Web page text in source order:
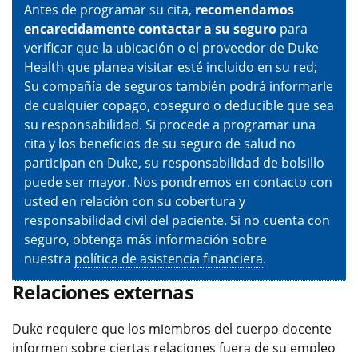
Antes de programar su cita, recomendamos
encarecidamente contactar a su seguro para
verificar que la ubicación o el proveedor de Duke
Health que planea visitar esté incluido en su red;
Su compañía de seguros también podrá informarle
de cualquier copago, coseguro o deducible que sea
su responsabilidad. Si procede a programar una
cita y los beneficios de su seguro de salud no
participan en Duke, su responsabilidad de bolsillo
puede ser mayor. Nos pondremos en contacto con
usted en relación con su cobertura y
responsabilidad civil del paciente. Si no cuenta con
seguro, obtenga más información sobre
nuestra política de asistencia financiera.
Relaciones externas
Duke requiere que los miembros del cuerpo docente
informen sobre ciertas relaciones fuera de su empleo